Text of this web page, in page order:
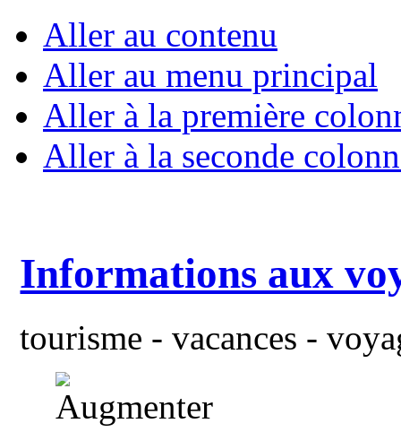
Aller au contenu
Aller au menu principal
Aller à la première
Aller à la seconde
Informations aux
tourisme - vacances -